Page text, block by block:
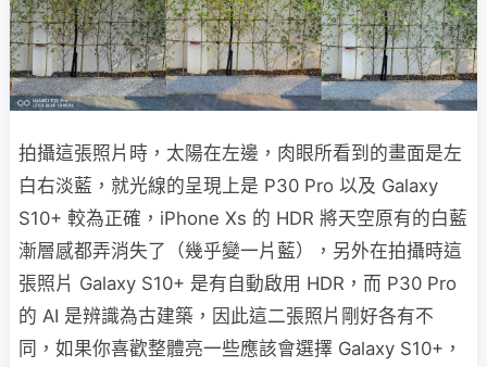
拍攝這張照片時，太陽在左邊，肉眼所看到的畫面是左
白右淡藍，就光線的呈現上是 P30 Pro 以及 Galaxy
S10+ 較為正確，iPhone Xs 的 HDR 將天空原有的白藍
漸層感都弄消失了（幾乎變一片藍），另外在拍攝時這
張照片 Galaxy S10+ 是有自動啟用 HDR，而 P30 Pro
的 AI 是辨識為古建築，因此這二張照片剛好各有不
同，如果你喜歡整體亮一些應該會選擇 Galaxy S10+，